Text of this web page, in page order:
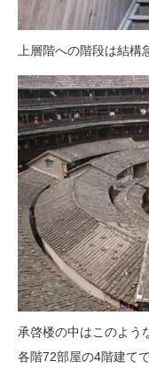
上層階への階段は結構
承啓楼の中はこのよう
各階72部屋の4階建て